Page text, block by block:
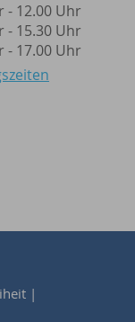
- 12.00 Uhr
- 15.30 Uhr
- 17.00 Uhr
|